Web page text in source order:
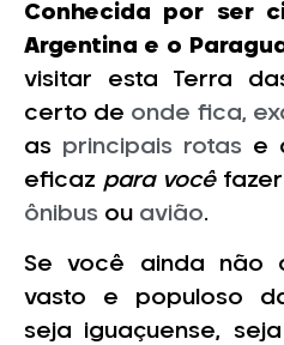
Conhecida por ser
Argentina e o
visitar esta Terra
certo de onde fica,
as principais rotase
eficaz para vocêfazer
ônibus ou avião.
Se você ainda não
vasto e populoso
seja iguaçuense,